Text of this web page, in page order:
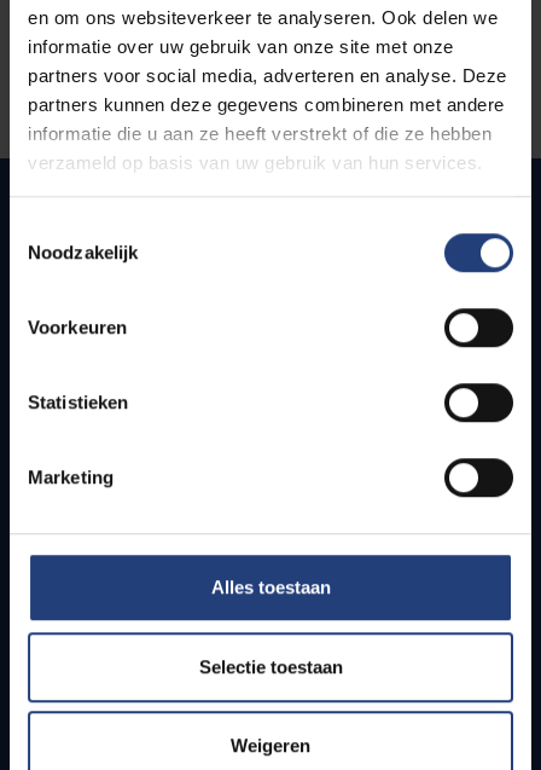
en om ons websiteverkeer te analyseren. Ook delen we
informatie over uw gebruik van onze site met onze
partners voor social media, adverteren en analyse. Deze
partners kunnen deze gegevens combineren met andere
informatie die u aan ze heeft verstrekt of die ze hebben
verzameld op basis van uw gebruik van hun services.
Noodzakelijk
Voorkeuren
Statistieken
Marketing
Alles toestaan
Selectie toestaan
Weigeren
Quick links
How to get to the VUB campuses
Students
PhD students
Teachers and secondary schools
Working students